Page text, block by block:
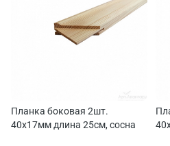
Планка боковая 2шт.
40х17мм длина 25см, сосна